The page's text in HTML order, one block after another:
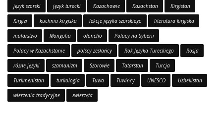
język szorski język turecki Kazachowie Kazachstan Kirgistan
Kirgizi kuchnia kirgiska lekcje języka szorskiego literatura kirgiska
malarstwo Mongolia ołoncho Polacy na Syberii
Polacy w Kazachstanie polscy zesłańcy Rok Języka Tureckiego Rosja
różne języki szamanizm Szorowie Tatarstan Turcja
Turkmenistan turkologia Tuwa Tuwińcy UNESCO Uzbekistan
wierzenia tradycyjne zwierzęta